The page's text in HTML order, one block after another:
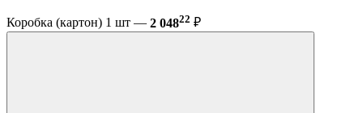
Коробка (картон) 1 шт — 2 04822 ₽